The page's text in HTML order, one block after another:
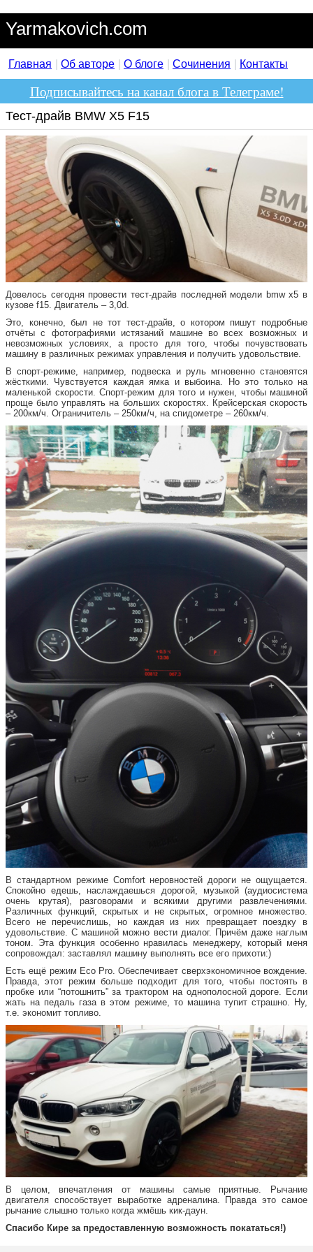
Yarmakovich.com
Главная Об авторе О блоге Сочинения Контакты
Подписывайтесь на канал блога в Телеграме!
Тест-драйв BMW X5 F15
Довелось сегодня провести тест-драйв последней модели bmw x5 в
кузове f15. Двигатель – 3,0d.
Это, конечно, был не тот тест-драйв, о котором пишут подробные
отчёты с фотографиями истязаний машине во всех возможных и
невозможных условиях, а просто для того, чтобы почувствовать
машину в различных режимах управления и получить удовольствие.
В спорт-режиме, например, подвеска и руль мгновенно становятся
жёсткими. Чувствуется каждая ямка и выбоина. Но это только на
маленькой скорости. Спорт-режим для того и нужен, чтобы машиной
проще было управлять на больших скоростях. Крейсерская скорость
– 200км/ч. Ограничитель – 250км/ч, на спидометре – 260км/ч.
В стандартном режиме Comfort неровностей дороги не ощущается.
Спокойно едешь, наслаждаешься дорогой, музыкой (аудиосистема
очень крутая), разговорами и всякими другими развлечениями.
Различных функций, скрытых и не скрытых, огромное множество.
Всего не перечислишь, но каждая из них превращает поездку в
удовольствие. С машиной можно вести диалог. Причём даже наглым
тоном. Эта функция особенно нравилась менеджеру, который меня
сопровождал: заставлял машину выполнять все его прихоти:)
Есть ещё режим Eco Pro. Обеспечивает сверхэкономичное вождение.
Правда, этот режим больше подходит для того, чтобы постоять в
пробке или “потошнить” за трактором на однополосной дороге. Если
жать на педаль газа в этом режиме, то машина тупит страшно. Ну,
т.е. экономит топливо.
В целом, впечатления от машины самые приятные. Рычание
двигателя способствует выработке адреналина. Правда это самое
рычание слышно только когда жмёшь кик-даун.
Спасибо Кире за предоставленную возможность покататься!)